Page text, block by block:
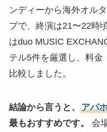
ンディーから海外オル
プで、終演は21〜22時
はduo MUSIC
テル5件を厳選し、料
比較しました。
結論から言うと、 アパ
最もおすすめです。
会